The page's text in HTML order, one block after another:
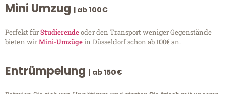
Mini Umzug | ab 100€
Perfekt fürStudierendeoder den Transport weniger Gegenstände
bieten wirMini-Umzügein Düsseldorf schon ab 100€ an.
Entrümpelung | ab 150€